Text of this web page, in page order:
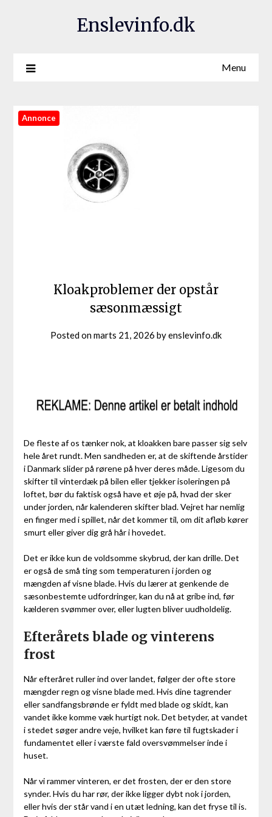
Enslevinfo.dk
Menu
Annonce
Kloakproblemer der opstår
sæsonmæssigt
Posted onmarts 21, 2026 byenslevinfo.dk
De fleste af os tænker nok, at kloakken bare passer sig selv
hele året rundt. Men sandheden er, at de skiftende årstider
i Danmark slider på rørene på hver deres måde. Ligesom du
skifter til vinterdæk på bilen eller tjekker isoleringen på
loftet, bør du faktisk også have et øje på, hvad der sker
under jorden, når kalenderen skifter blad. Vejret har nemlig
en finger med i spillet, når det kommer til, om dit afløb kører
smurt eller giver dig grå hår i hovedet.
Det er ikke kun de voldsomme skybrud, der kan drille. Det
er også de små ting som temperaturen i jorden og
mængden af visne blade. Hvis du lærer at genkende de
sæsonbestemte udfordringer, kan du nå at gribe ind, før
kælderen svømmer over, eller lugten bliver uudholdelig.
Efterårets blade og vinterens
frost
Når efteråret ruller ind over landet, følger der ofte store
mængder regn og visne blade med. Hvis dine tagrender
eller sandfangsbrønde er fyldt med blade og skidt, kan
vandet ikke komme væk hurtigt nok. Det betyder, at vandet
i stedet søger andre veje, hvilket kan føre til fugtskader i
fundamentet eller i værste fald oversvømmelser inde i
huset.
Når vi rammer vinteren, er det frosten, der er den store
synder. Hvis du har rør, der ikke ligger dybt nok i jorden,
eller hvis der står vand i en utæt ledning, kan det fryse til is.